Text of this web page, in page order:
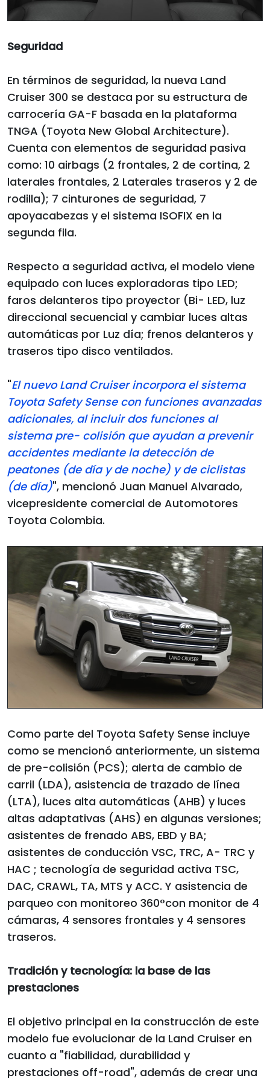
Seguridad
En términos de seguridad, la nueva Land
Cruiser 300 se destaca por su estructura de
carrocería GA-F basada en la plataforma
TNGA (Toyota New Global Architecture).
Cuenta con elementos de seguridad pasiva
como: 10 airbags (2 frontales, 2 de cortina, 2
laterales frontales, 2 Laterales traseros y 2 de
rodilla); 7 cinturones de seguridad, 7
apoyacabezas y el sistema ISOFIX en la
segunda fila.
Respecto a seguridad activa, el modelo viene
equipado con luces exploradoras tipo LED;
faros delanteros tipo proyector (Bi- LED, luz
direccional secuencial y cambiar luces altas
automáticas por Luz día; frenos delanteros y
traseros tipo disco ventilados.
"El nuevo Land Cruiser incorpora el sistema
Toyota Safety Sense con funciones avanzadas
adicionales, al incluir dos funciones al
sistema pre- colisión que ayudan a prevenir
accidentes mediante la detección de
peatones (de día y de noche) y de ciclistas
(de día)", mencionó Juan Manuel Alvarado,
vicepresidente comercial de Automotores
Toyota Colombia.
Como parte del Toyota Safety Sense incluye
como se mencionó anteriormente, un sistema
de pre-colisión (PCS); alerta de cambio de
carril (LDA), asistencia de trazado de línea
(LTA), luces alta automáticas (AHB) y luces
altas adaptativas (AHS) en algunas versiones;
asistentes de frenado ABS, EBD y BA;
asistentes de conducción VSC, TRC, A- TRC y
HAC ; tecnología de seguridad activa TSC,
DAC, CRAWL, TA, MTS y ACC. Y asistencia de
parqueo con monitoreo 360°con monitor de 4
cámaras, 4 sensores frontales y 4 sensores
traseros.
Tradición y tecnología: la base de las
prestaciones
El objetivo principal en la construcción de este
modelo fue evolucionar de la Land Cruiser en
cuanto a "fiabilidad, durabilidad y
prestaciones off-road", además de crear una